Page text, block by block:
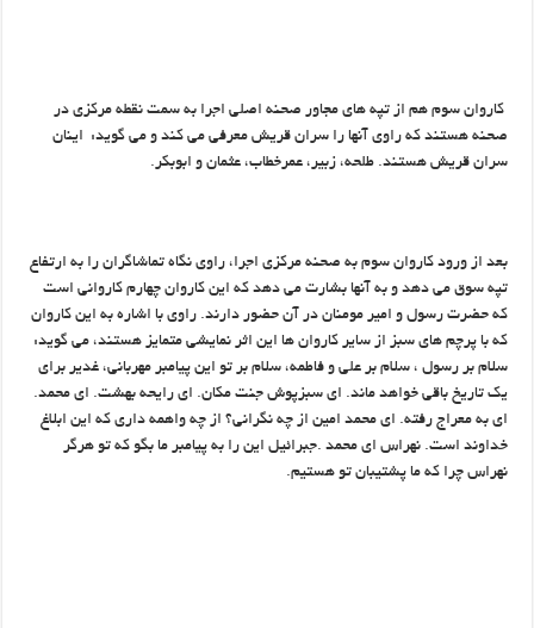
کاروان سوم هم از تپه های مجاور صحنه اصلی اجرا به سمت نقطه مرکزی در
صحنه هستند که راوی آنها را سران قریش معرفی می کند و می گوید: اینان
سران قریش هستند. طلحه، زبیر، عمرخطاب، عثمان و ابوبکر.
بعد از ورود کاروان سوم به صحنه مرکزی اجرا، راوی نگاه تماشاگران را به ارتفاع
تپه سوق می دهد و به آنها بشارت می دهد که این کاروان چهارم کاروانی است
که حضرت رسول و امیر مومنان در آن حضور دارند. راوی با اشاره به این کاروان
که با پرچم های سبز از سایر کاروان ها این اثر نمایشی متمایز هستند، می گوید:
سلام بر رسول ، سلام بر علی و فاطمه، سلام بر تو این پیامبر مهربانی، غدیر برای
یک تاریخ باقی خواهد ماند. ای سبزپوش جنت مکان. ای رایحه بهشت. ای محمد.
ای به معراج رفته. ای محمد امین از چه نگرانی؟ از چه واهمه داری که این ابلاغ
خداوند است. نهراس ای محمد .جبرائیل این را به پیامبر ما بگو که تو هرگر
نهراس چرا که ما پشتیبان تو هستیم.